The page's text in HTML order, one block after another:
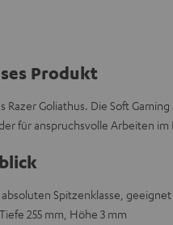
Produkt
Razer Goliathus. Die Soft
für anspruchsvolle Arbeiten
Spitzenklasse,
255 mm, Höhe 3 mm